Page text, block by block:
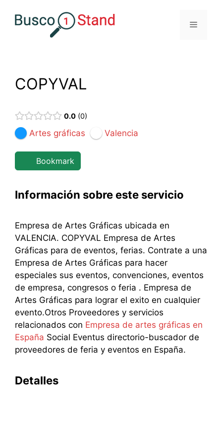
Menú
COPYVAL
0.0 0
Artes gráficas Valencia
Bookmark
Información sobre este servicio
Empresa de Artes Gráficas ubicada en
VALENCIA. COPYVAL Empresa de Artes
Gráficas para de eventos, ferias. Contrate a una
Empresa de Artes Gráficas para hacer
especiales sus eventos, convenciones, eventos
de empresa, congresos o feria . Empresa de
Artes Gráficas para lograr el exito en cualquier
evento.Otros Proveedores y servicios
relacionados con Empresa de artes gráficas en
España Social Eventus directorio-buscador de
proveedores de feria y eventos en España.
Detalles